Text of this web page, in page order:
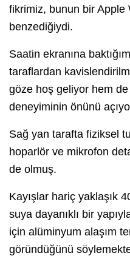
fikrimiz, bunun bir Apple
benzediğiydi.
Saatin ekranına
taraflardan
göze hoş geliyor hem
deneyiminin önünü
Sağ yan tarafta fiziksel
hoparlör ve mikrofon
de olmuş.
Kayışlar hariç yaklaşık
suya dayanıklı bir
için alüminyum alaşım
göründüğünü